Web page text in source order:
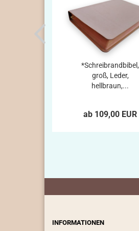
*Schreibrandbibel,
groß, Leder,
hellbraun,...
ab 109,00 EUR
INFORMATIONEN